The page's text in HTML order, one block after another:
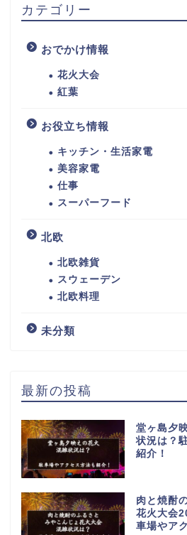
カテゴリー
おでかけ情報
花火大会
紅葉
お役立ち情報
キッチン・生活家電
美容家電
仕事
スーパーフード
北欧
北欧雑貨
スウェーデン
北欧料理
未分類
最新の投稿
堂ヶ島夕
状況は？
紹介！
肉と焼酎
花火大会
車場やア